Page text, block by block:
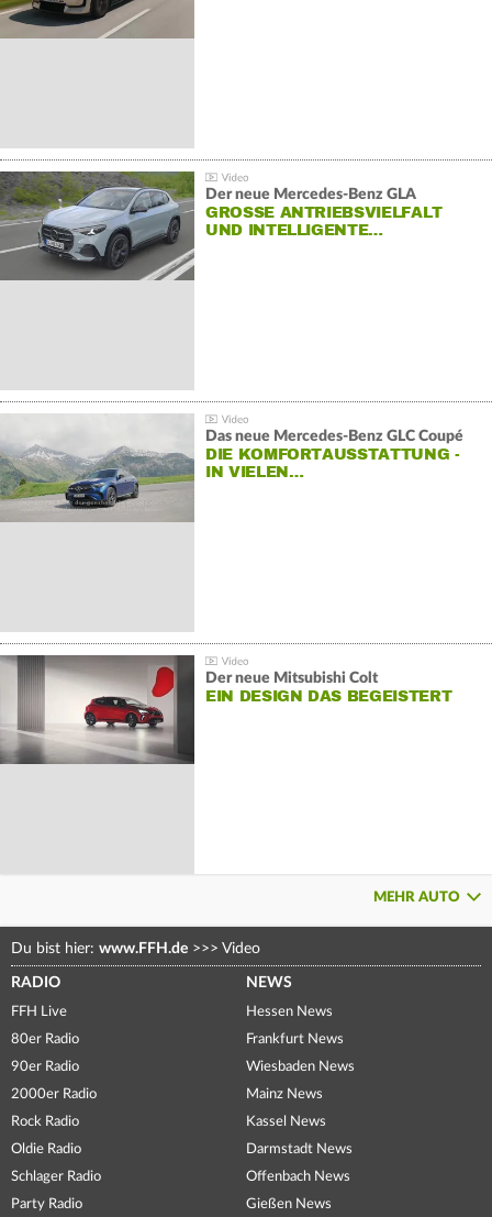
Der neue Mercedes-Benz GLA
GROSSE ANTRIEBSVIELFALT U
ND INTELLIGENTE…
Das neue Mercedes-Benz GLC Coupé
DIE KOMFORTAUSSTATTUNG -
IN VIELEN…
Der neue Mitsubishi Colt
EIN DESIGN DAS BEGEISTERT
MEHR AUTO
Du bist hier: www.FFH.de >>> Video
RADIO
FFH Live
80er Radio
90er Radio
2000er Radio
Rock Radio
Oldie Radio
Schlager Radio
Party Radio
NEWS
Hessen News
Frankfurt News
Wiesbaden News
Mainz News
Kassel News
Darmstadt News
Offenbach News
Gießen News